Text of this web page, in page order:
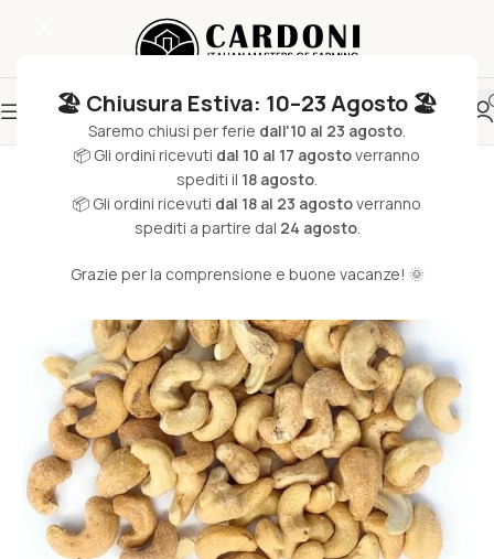
🏖️ Chiusura Estiva: 10–23 Agosto 🏖️
Saremo chiusi per ferie dall'10 al 23 agosto.
📦 Gli ordini ricevuti dal 10 al 17 agostoverranno
spediti il 18 agosto.
📦 Gli ordini ricevuti dal 18 al 23 agostoverranno
spediti a partire dal 24 agosto.
Grazie per la comprensione e buone vacanze! 🌞